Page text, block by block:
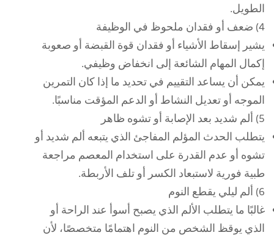
الطويل.
4) ضعف أو فقدان ملحوظ في الوظيفة
يشير إسقاط الأشياء أو فقدان قوة القبضة أو صعوبة
إكمال المهام الشائعة إلى انخفاض وظيفي.
يمكن أن يساعد التقييم في تحديد ما إذا كان التمرين
الموجه أو تعديل النشاط أو الدعم المؤقت مناسبًا.
5) ألم شديد بعد الإصابة أو تشوه ظاهر
يتطلب الحدث المؤلم المفاجئ الذي يتبعه ألم شديد أو
تشوه أو عدم القدرة على استخدام المعصم مراجعة
طبية فورية لاستبعاد الكسر أو تلف الأربطة.
6) ألم ليلي يقطع النوم
غالبًا ما يتطلب الألم الذي يصبح أسوأ عند الراحة أو
الذي يوقظ الشخص من النوم اهتمامًا متخصصًا، لأن